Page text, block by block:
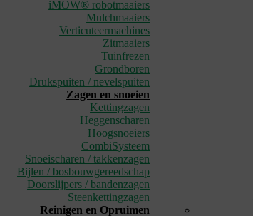
iMOW® robotmaaiers
Mulchmaaiers
Verticuteermachines
Zitmaaiers
Tuinfrezen
Grondboren
Drukspuiten / nevelspuiten
Zagen en snoeien
Kettingzagen
Heggenscharen
Hoogsnoeiers
CombiSysteem
Snoeischaren / takkenzagen
Bijlen / bosbouwgereedschap
Doorslijpers / bandenzagen
Steenkettingzagen
Reinigen en Opruimen